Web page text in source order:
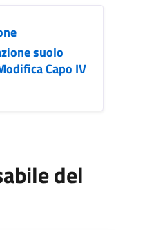
suolo
Capo IV
del